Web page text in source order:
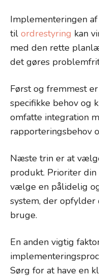
Implementeringen
til ordrestyring kan
med den rette
det gøres
Først og fremmest
specifikke behov og
omfatte integration
rapporteringsbehov
Næste trin er at
produkt. Prioriter
vælge en pålidelig
system, der
bruge.
En anden vigtig
Sørg for at have en